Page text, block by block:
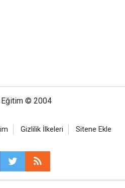
Eğitim © 2004
Gizlilik İlkeleri Sitene Ekle